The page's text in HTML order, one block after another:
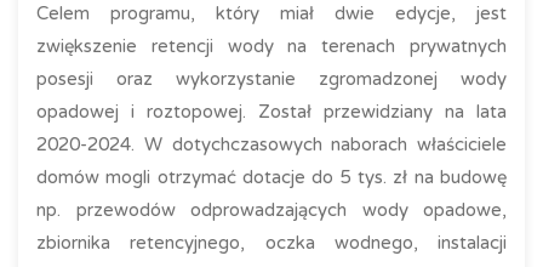
Celem programu, który miał dwie edycje, jest
zwiększenie retencji wody na terenach prywatnych
posesji oraz wykorzystanie zgromadzonej wody
opadowej i roztopowej. Został przewidziany na lata
2020-2024. W dotychczasowych naborach właściciele
domów mogli otrzymać dotacje do 5 tys. zł na budowę
np. przewodów odprowadzających wody opadowe,
zbiornika retencyjnego, oczka wodnego, instalacji